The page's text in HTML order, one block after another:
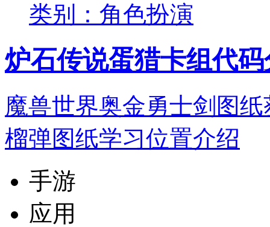
类别：角色扮演
炉石传说蛋猎卡组代码
魔兽世界奥金勇士剑图
榴弹图纸学习位置介绍
手游
应用